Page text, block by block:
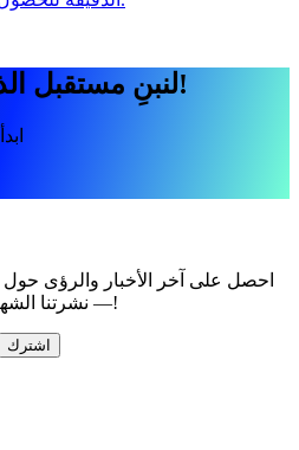
لنبنِ مستقبل الذكاء الاصطناعي معاً!
احصل على آخر الأخبار والرؤى حول
— نشرتنا الشهرية تحتوي على كل ما تحتاجه!
اشترك